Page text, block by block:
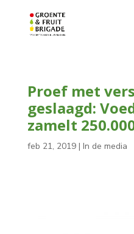
Proef met
geslaagd:
zamelt
feb 21, 2019| In de media